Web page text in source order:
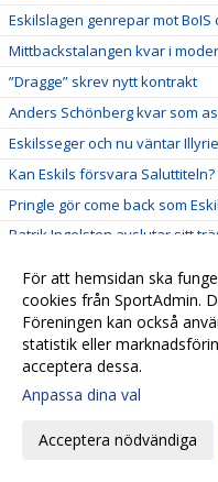
Eskilslagen genrepar mot BoIS
Mittbackstalangen kvar i
”Dragge” skrev nytt kontrakt
Anders Schönberg kvar som
Eskilsseger och nu väntar
Kan Eskils försvara Saluttiteln?
Pringle gör come back som
Patrik Ingelsten avslutar sitt
Endrit Ibishi skrev nytt kontrakt
Rutinerad målvakt klar för Eskils
Hemvändare ny
Skyttekungen signerade nytt
Fredrik Liverstam fortsätter i
Hampus Stoltz uttagen till
För att hemsidan ska
cookies från SportAdmin.
Föreningen kan också
statistik eller
acceptera dessa.
Anpassa dina val
Acceptera nödvändiga